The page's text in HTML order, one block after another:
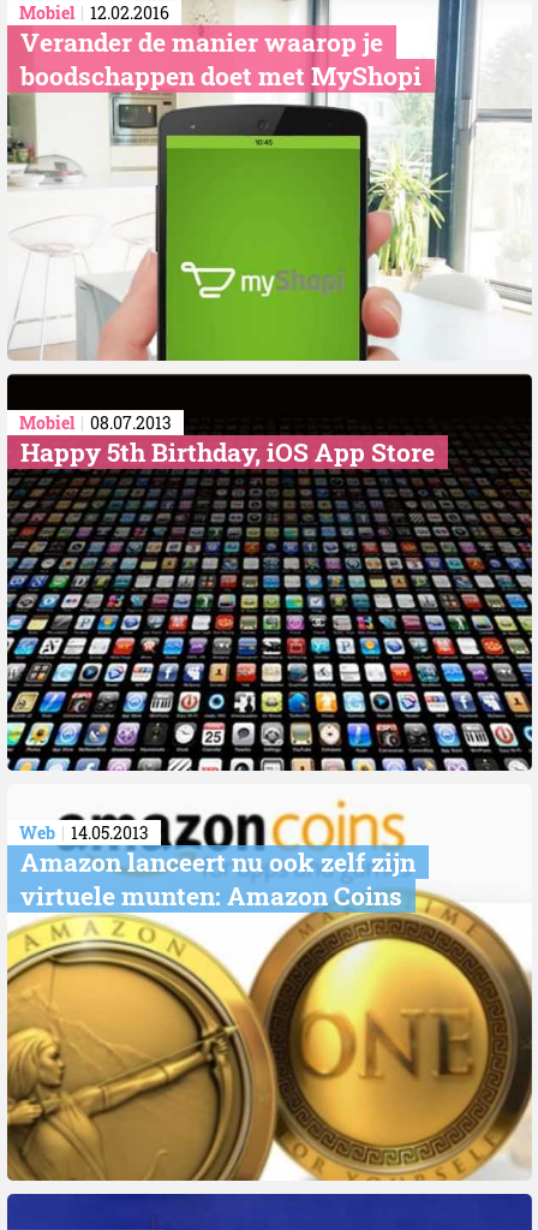
Mobiel 12.02.2016
Verander de manier waarop je
boodschappen doet met MyShopi
Mobiel 08.07.2013
Happy 5th Birthday, iOS App Store
Web 14.05.2013
Amazon lanceert nu ook zelf zijn
virtuele munten: Amazon Coins